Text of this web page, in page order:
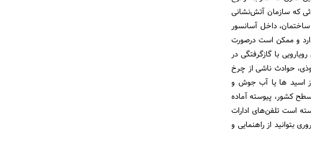
سازمان آتش‌نشانی و خدمات‌ایمنی را در جریان قرار دهد. 3- حوادثی که سازمان آتش‌نشانی
داخل آسانسور
و ممکن است درصورت
با گازگرفتگی در
حوادث ناشی از چرخ
اسید ‌ها یا آب جوش و
کشور، پیوسته آماده
است تلفن‌های ادارات
بتوانید از راهنمایی و